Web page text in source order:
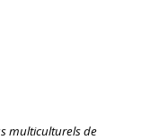
multiculturels de